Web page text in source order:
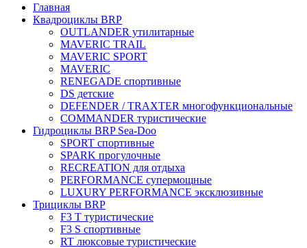
Главная
Квадроциклы BRP
OUTLANDER утилитарные
MAVERIC TRAIL
MAVERIC SPORT
MAVERIC
RENEGADE спортивные
DS детские
DEFENDER / TRAXTER многофункциональные
COMMANDER туристические
Гидроциклы BRP Sea-Doo
SPORT спортивные
SPARK прогулочные
RECREATION для отдыха
PERFORMANCE супермощные
LUXURY PERFORMANCE эксклюзивные
Трициклы BRP
F3 T туристические
F3 S спортивные
RT люксовые туристические